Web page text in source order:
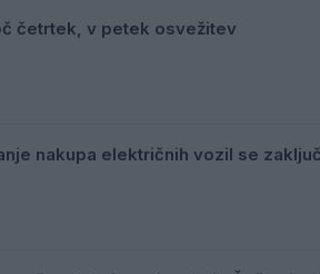
četrtek, v petek osvežitev
nakupa električnih vozil se